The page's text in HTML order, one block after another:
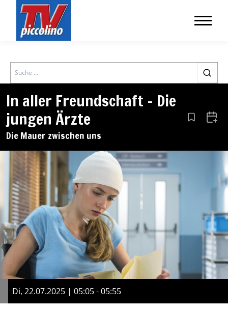
Search
In aller Freundschaft – Die
jungen Ärzte
Die Mauer zwischen uns
Aus den
Di, 22.07.2025 | 05:05 - 05:55